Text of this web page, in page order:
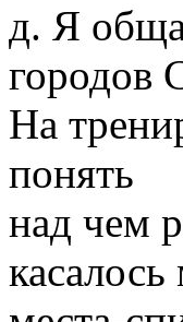
д. Я
городов
На
понять
над чем
касалось